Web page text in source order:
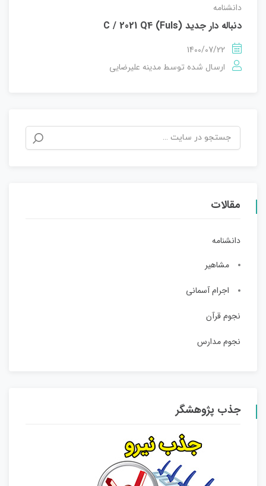
دانشنامه
دنباله دار جدید C / 2021 Q4 (Fuls)
1400/07/22
ارسال شده توسط مدینه علیرضایی
مقالات
دانشنامه
مشاهیر
اجرام آسمانی
نجوم قرآن
نجوم مدارس
جذب پژوهشگر